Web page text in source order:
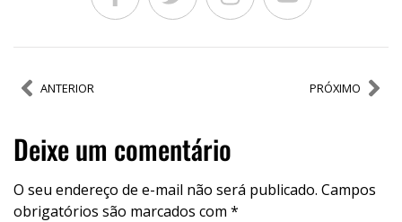
ANTERIOR PRÓXIMO
Deixe um comentário
O seu endereço de e-mail não será publicado. Campos
obrigatórios são marcados com *